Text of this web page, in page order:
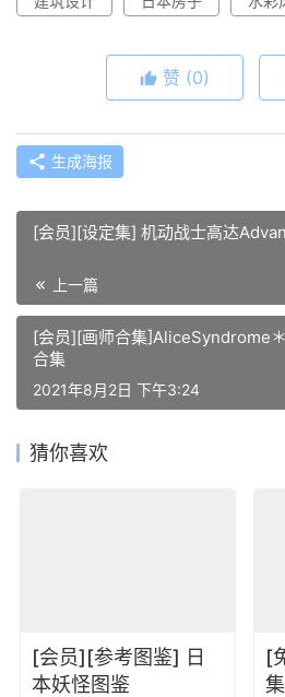
赞 (0)
生成海报
[会员][设定集] 机动战士高达
上一篇
[会员][画师合集]AliceSyndrome＊ 遠坂あさぎ 同人插画
合集
2021年8月2日 下午3:24
猜你喜欢
[会员][参考图鉴] 日
本妖怪图鉴
[